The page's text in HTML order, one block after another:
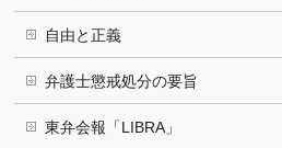
自由と正義
弁護士懲戒処分の要旨
東弁会報「LIBRA」